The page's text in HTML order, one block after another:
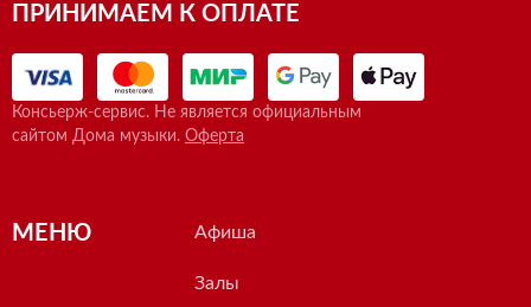
ПРИНИМАЕМ К ОПЛАТЕ
Консьерж-сервис. Не является официальным
сайтом Дома музыки. Оферта
МЕНЮ Афиша
Залы